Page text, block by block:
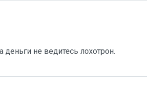
не ведитесь лохотрон.